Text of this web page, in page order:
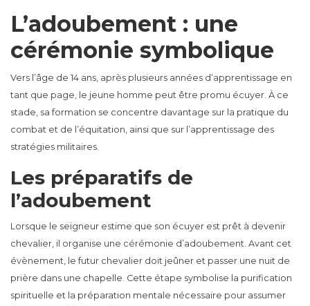
L’adoubement : une
cérémonie symbolique
Vers l’âge de 14 ans, après plusieurs années d’apprentissage en
tant que page, le jeune homme peut être promu écuyer. À ce
stade, sa formation se concentre davantage sur la pratique du
combat et de l’équitation, ainsi que sur l’apprentissage des
stratégies militaires.
Les préparatifs de
l’adoubement
Lorsque le seigneur estime que son écuyer est prêt à devenir
chevalier, il organise une cérémonie d’adoubement. Avant cet
évènement, le futur chevalier doit jeûner et passer une nuit de
prière dans une chapelle. Cette étape symbolise la purification
spirituelle et la préparation mentale nécessaire pour assumer